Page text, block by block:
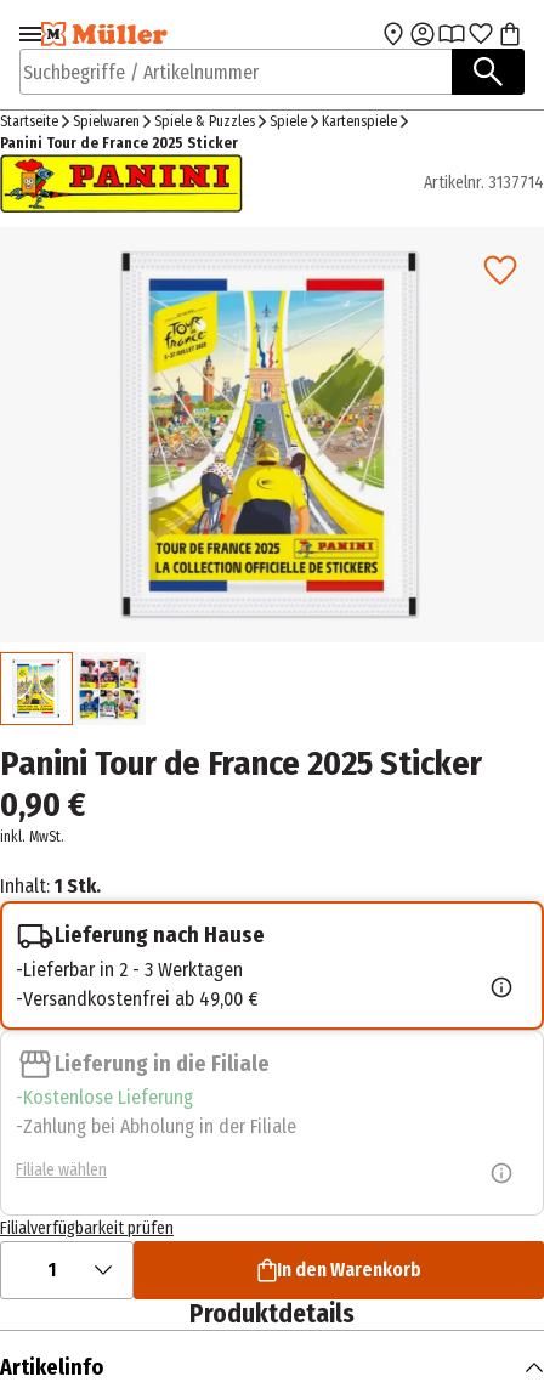
Zur Navigation
springen
Zum Hauptinhalt
Suchbegriffe / Artikelnummer
Startseite Spielwaren Spiele & Puzzles Spiele
Kartenspiele
Panini Tour de France 2025 Sticker
Artikelnr. 3137714
Panini Tour de France 2025 Sticker
0,90 €
inkl. MwSt.
Inhalt: 1 Stk.
Lieferung nach Hause
Lieferbar in 2 - 3 Werktagen
Versandkostenfrei ab 49,00 €
Lieferung in die Filiale
Kostenlose Lieferung
Zahlung bei Abholung in der Filiale
Filiale wählen
Filialverfügbarkeit prüfen
1 In den Warenkorb
Produktdetails
Artikelinfo